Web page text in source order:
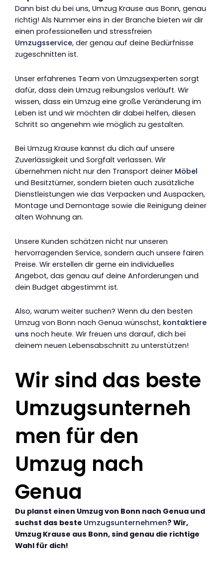
Dann bist du bei uns, Umzug Krause aus Bonn, genau
richtig! Als Nummer eins in der Branche bieten wir dir
einen professionellen und stressfreien
Umzugsservice, der genau auf deine Bedürfnisse
zugeschnitten ist.
Unser erfahrenes Team von Umzugsexperten sorgt
dafür, dass dein Umzug reibungslos verläuft. Wir
wissen, dass ein Umzug eine große Veränderung im
Leben ist und wir möchten dir dabei helfen, diesen
Schritt so angenehm wie möglich zu gestalten.
Bei Umzug Krause kannst du dich auf unsere
Zuverlässigkeit und Sorgfalt verlassen. Wir
übernehmen nicht nur den Transport deiner Möbel
und Besitztümer, sondern bieten auch zusätzliche
Dienstleistungen wie das Verpacken und Auspacken,
Montage und Demontage sowie die Reinigung deiner
alten Wohnung an.
Unsere Kunden schätzen nicht nur unseren
hervorragenden Service, sondern auch unsere fairen
Preise. Wir erstellen dir gerne ein individuelles
Angebot, das genau auf deine Anforderungen und
dein Budget abgestimmt ist.
Also, warum weiter suchen? Wenn du den besten
Umzug von Bonn nach Genua wünschst, kontaktiere
uns noch heute. Wir freuen uns darauf, dich bei
deinem neuen Lebensabschnitt zu unterstützen!
Wir sind das beste
Umzugsunterneh
men für den
Umzug nach
Genua
Du planst einen Umzug von Bonn nach Genua und
suchst das beste Umzugsunternehmen? Wir,
Umzug Krause aus Bonn, sind genau die richtige
Wahl für dich!